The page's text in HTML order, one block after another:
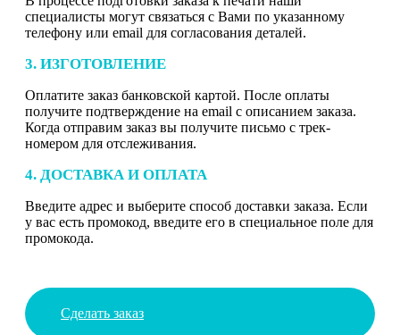
специалисты могут связаться с Вами по указанному
телефону или email для согласования деталей.
3. ИЗГОТОВЛЕНИЕ
Оплатите заказ банковской картой. После оплаты
получите подтверждение на email с описанием заказа.
Когда отправим заказ вы получите письмо с трек-
номером для отслеживания.
4. ДОСТАВКА И ОПЛАТА
Введите адрес и выберите способ доставки заказа. Если
у вас есть промокод, введите его в специальное поле для
промокода.
Сделать заказ